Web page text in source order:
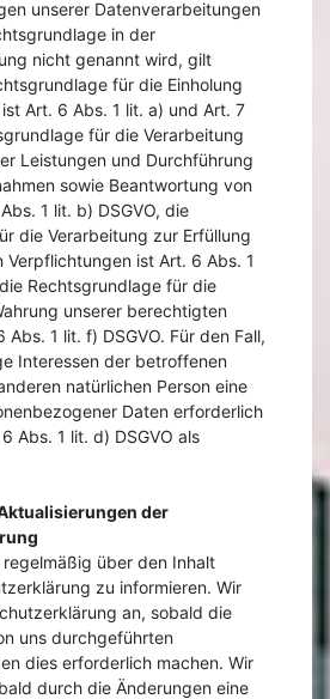
unserer Datenverarbeitungen
in der
nicht genannt wird, gilt
für die Einholung
Art. 6 Abs. 1 lit. a) und Art. 7
für die Verarbeitung
Leistungen und Durchführung
sowie Beantwortung von
1 lit. b) DSGVO, die
die Verarbeitung zur Erfüllung
Verpflichtungen ist Art. 6 Abs. 1
Rechtsgrundlage für die
unserer berechtigten
Abs. 1 lit. f) DSGVO. Für den Fall,
Interessen der betroffenen
natürlichen Person eine
Daten erforderlich
Abs. 1 lit. d) DSGVO als
der
über den Inhalt
zu informieren. Wir
an, sobald die
uns durchgeführten
dies erforderlich machen. Wir
durch die Änderungen eine